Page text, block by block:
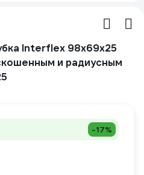
Interflex 98х69х25
и радиусным
-17%